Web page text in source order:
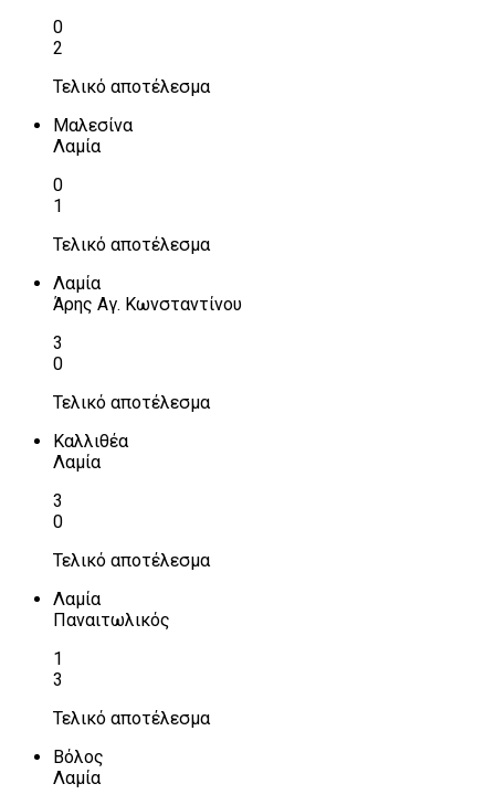
0
2
Τελικό αποτέλεσμα
Μαλεσίνα
Λαμία
0
1
Τελικό αποτέλεσμα
Λαμία
Άρης Αγ. Κωνσταντίνου
3
0
Τελικό αποτέλεσμα
Καλλιθέα
Λαμία
3
0
Τελικό αποτέλεσμα
Λαμία
Παναιτωλικός
1
3
Τελικό αποτέλεσμα
Βόλος
Λαμία